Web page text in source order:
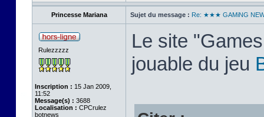
Princesse Mariana Sujet du message : Re: ★★★ GAMiNG
Rulezzzzz
Inscription : 15 Jan 2009,
11:52
Message(s) : 3688
Localisation : CPCrulez
botnews
Le site
jouable du jeu